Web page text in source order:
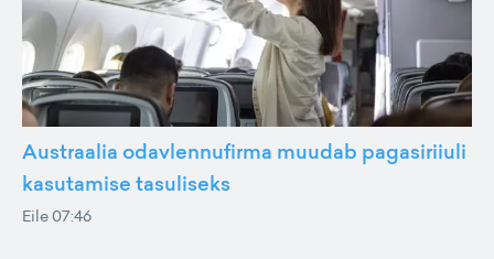
Austraalia odavlennufirma muudab pagasiriiuli
kasutamise tasuliseks
Eile 07:46